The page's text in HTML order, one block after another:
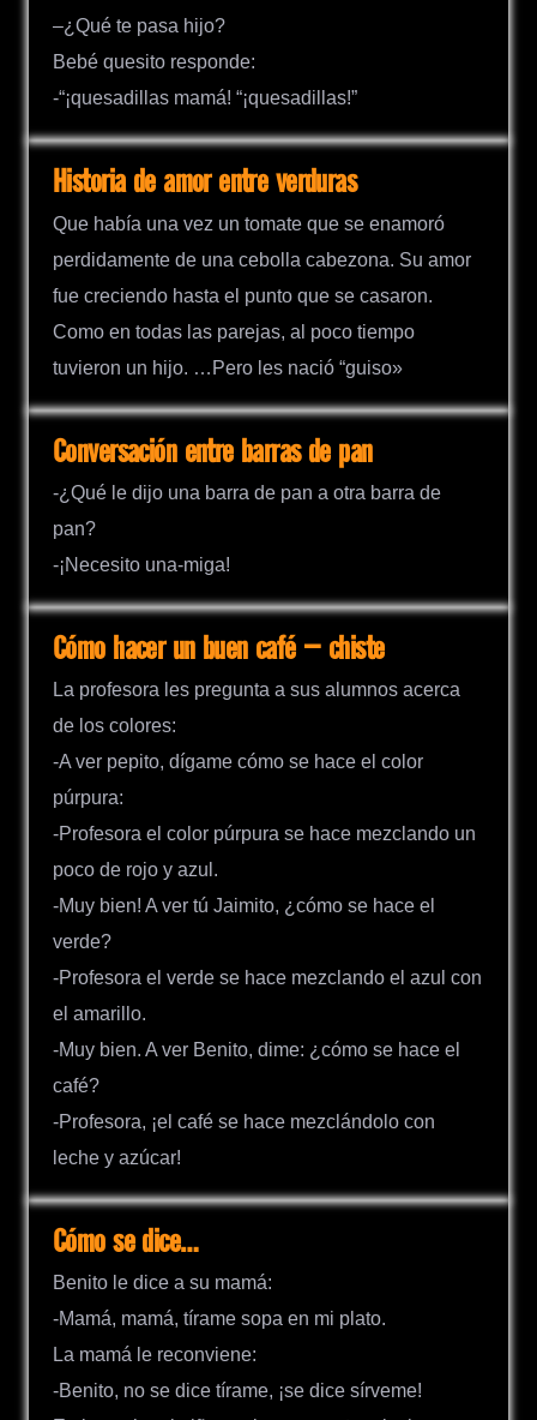
–¿Qué te pasa hijo?
Bebé quesito responde:
-“¡quesadillas mamá! “¡quesadillas!”
Historia de amor entre verduras
Que había una vez un tomate que se enamoró
perdidamente de una cebolla cabezona. Su amor
fue creciendo hasta el punto que se casaron.
Como en todas las parejas, al poco tiempo
tuvieron un hijo. …Pero les nació “guiso»
Conversación entre barras de pan
-¿Qué le dijo una barra de pan a otra barra de
pan?
-¡Necesito una-miga!
Cómo hacer un buen café – chiste
La profesora les pregunta a sus alumnos acerca
de los colores:
-A ver pepito, dígame cómo se hace el color
púrpura:
-Profesora el color púrpura se hace mezclando un
poco de rojo y azul.
-Muy bien! A ver tú Jaimito, ¿cómo se hace el
verde?
-Profesora el verde se hace mezclando el azul con
el amarillo.
-Muy bien. A ver Benito, dime: ¿cómo se hace el
café?
-Profesora, ¡el café se hace mezclándolo con
leche y azúcar!
Cómo se dice…
Benito le dice a su mamá:
-Mamá, mamá, tírame sopa en mi plato.
La mamá le reconviene:
-Benito, no se dice tírame, ¡se dice sírveme!